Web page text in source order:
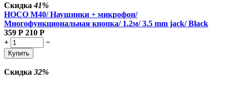
Скидка41%
HOCO M40/ Наушники + микрофон/
Многофункциональная кнопка/ 1.2м/ 3.5 mm jack/ Black
359 Р 210 Р
+
−
Купить
Скидка 32%